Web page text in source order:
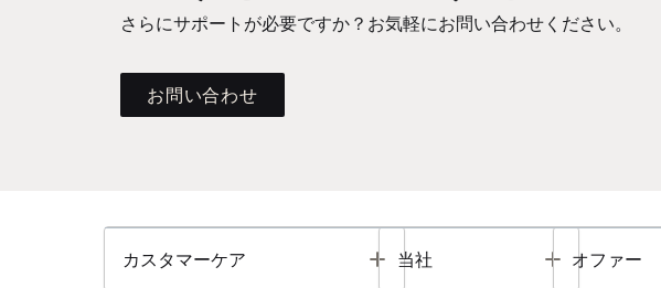
さらにサポートが必要ですか？お気軽にお問い合わせください。
お問い合わせ
カスタマーケア Toggle
当社 Toggle
オファー